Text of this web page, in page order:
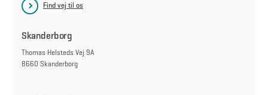
Find vej til os
Skanderborg
Thomas Helsteds Vej 9A
8660 Skanderborg